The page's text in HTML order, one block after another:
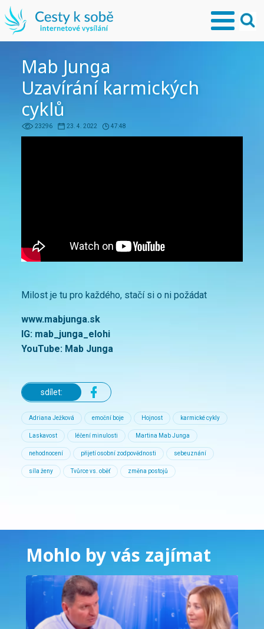
Mab Junga
Uzavírání karmických
cyklů
23296 23. 4. 2022 47:48
Milost je tu pro každého, stačí si o ni požádat
www.mabjunga.sk
IG: mab_junga_elohi
YouTube: Mab Junga
sdílet:
Adriana Ježková emoční boje Hojnost karmické cykly
Laskavost léčení minulosti Martina Mab Junga
nehodnocení přijetí osobní zodpovědnosti sebeuznání
síla ženy Tvůrce vs. oběť změna postojů
Mohlo by vás zajímat